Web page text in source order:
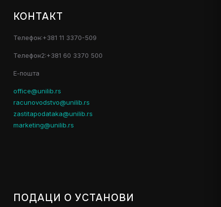
КОНТАКТ
Телефон:+381 11 3370-509
Телефон2:+381 60 3370 500
Е-пошта
office@unilib.rs
racunovodstvo@unilib.rs
zastitapodataka@unilib.rs
marketing@unilib.rs
ПОДАЦИ О УСТАНОВИ